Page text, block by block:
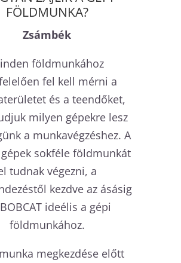
FÖLDMUNKA?
Zsámbék
földmunkához
fel kell mérni a
és a teendőket,
milyen gépekre lesz
a munkavégzéshez. A
sokféle földmunkát
tudnak végezni, a
kezdve az ásásig
ideélis a gépi
földmunkához.
megkezdése előtt